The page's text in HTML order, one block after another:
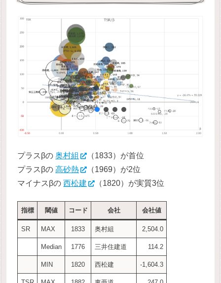
プラスβの奥村組
（1833）が首位
プラスβの高砂熱
（1969）が2位
マイナスβの西松建 （1820）が実質3位
指標 閾値 コード 会社 会社値
SR MAX 1833 奥村組 2,504.0
Median 1776 三井住建道 114.2
MIN 1820 西松建 -1,604.3